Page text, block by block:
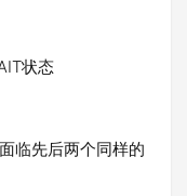
状态
临先后两个同样的